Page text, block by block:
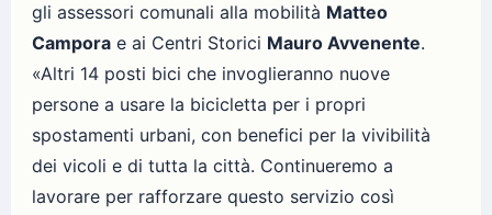
gli assessori comunali alla mobilità Matteo
Campora e ai Centri Storici Mauro Avvenente.
«Altri 14 posti bici che invoglieranno nuove
persone a usare la bicicletta per i propri
spostamenti urbani, con benefici per la vivibilità
dei vicoli e di tutta la città. Continueremo a
lavorare per rafforzare questo servizio così